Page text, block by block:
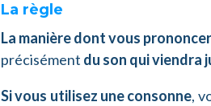
La règle
La manière dont vous
précisément du son qui viendra
Si vous utilisez une consonne,